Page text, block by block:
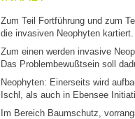
Zum Teil Fortführung und zum
die invasiven Neophyten kartiert.
Zum einen werden invasive
Das Problembewußtsein soll
Neophyten: Einerseits wird
Ischl, als auch in Ebensee
Im Bereich Baumschutz,